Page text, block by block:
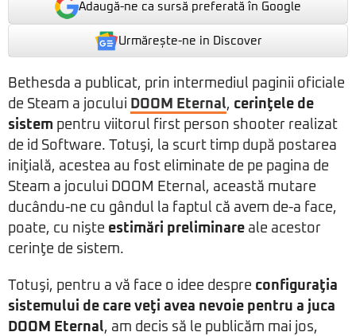
Adaugă-ne ca sursă preferată în Google
Urmărește-ne in Discover
Bethesda a publicat, prin intermediul paginii oficiale
de Steam a jocului DOOM Eternal, cerinţele de
sistem pentru viitorul first person shooter realizat
de id Software. Totuşi, la scurt timp după postarea
iniţială, acestea au fost eliminate de pe pagina de
Steam a jocului DOOM Eternal, această mutare
ducându-ne cu gândul la faptul că avem de-a face,
poate, cu nişte estimări preliminare ale acestor
cerinţe de sistem.
Totuşi, pentru a vă face o idee despre configuraţia
sistemului de care veţi avea nevoie pentru a juca
DOOM Eternal, am decis să le publicăm mai jos,